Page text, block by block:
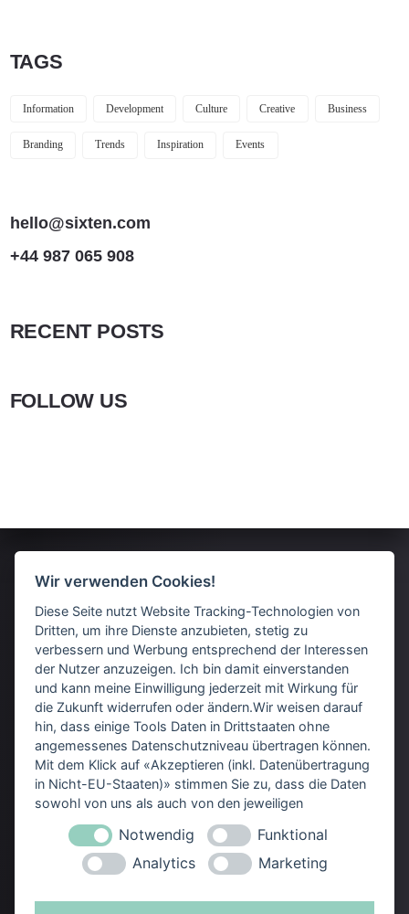
TAGS
Information Development Culture Creative Business
Branding Trends Inspiration Events
hello@sixten.com
+44 987 065 908
RECENT POSTS
FOLLOW US
Kerstin Eyer
Sudetenstraße 38
74177 Bad Friedrichshall
Datenschutz
Impressum
Datenschutz
Impressum
Logo- und Branddesign, wirkungsvoll gestaltete
Websites für Selbstständige, Unternehmer:innen
und Gründer:innen.
Wir verwenden Cookies!
Diese Seite nutzt Website Tracking-Technologien von
Dritten, um ihre Dienste anzubieten, stetig zu
verbessern und Werbung entsprechend der Interessen
der Nutzer anzuzeigen. Ich bin damit einverstanden
und kann meine Einwilligung jederzeit mit Wirkung für
die Zukunft widerrufen oder ändern.Wir weisen darauf
hin, dass einige Tools Daten in Drittstaaten ohne
angemessenes Datenschutzniveau übertragen können.
Mit dem Klick auf «Akzeptieren (inkl. Datenübertragung
in Nicht-EU-Staaten)» stimmen Sie zu, dass die Daten
sowohl von uns als auch von den jeweiligen
Drittanbietern (auch aus Nicht-EU-Staaten) verwendet
werden dürfen. Sie können Ihre Cookie-Einstellungen
selbstverständlich jederzeit ändern.
Notwendig
Funktional
Analytics
Marketing